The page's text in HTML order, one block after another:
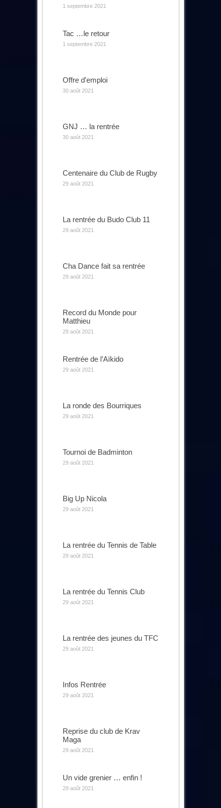
1 septembre 2021
Tac …le retour
1 septembre 2021
Offre d’emploi
30 août 2021
GNJ … la rentrée
30 août 2021
Centenaire du Club de Rugby
29 août 2021
La rentrée du Budo Club 11
29 août 2021
Cha Dance fait sa rentrée
29 août 2021
Record du Monde pour
Matthieu
29 août 2021
Rentrée de l’Aïkido
29 août 2021
La ronde des Bourriques
29 août 2021
Tournoi de Badminton
29 août 2021
Big Up Nicola
29 août 2021
La rentrée du Tennis de Table
29 août 2021
La rentrée du Tennis Club
29 août 2021
La rentrée des jeunes du TFC
29 août 2021
Infos Rentrée
29 août 2021
Reprise du club de Krav
Maga
29 août 2021
Un vide grenier … enfin !
29 août 2021